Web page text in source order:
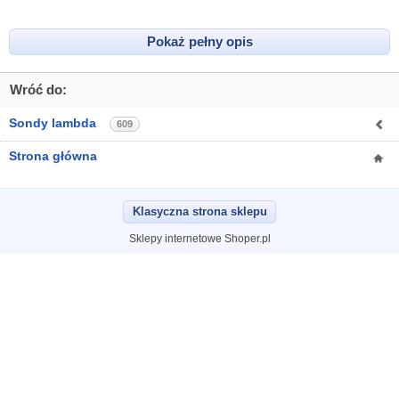
Pokaż pełny opis
Wróć do:
Sondy lambda 609
Strona główna
Klasyczna strona sklepu
Sklepy internetowe Shoper.pl